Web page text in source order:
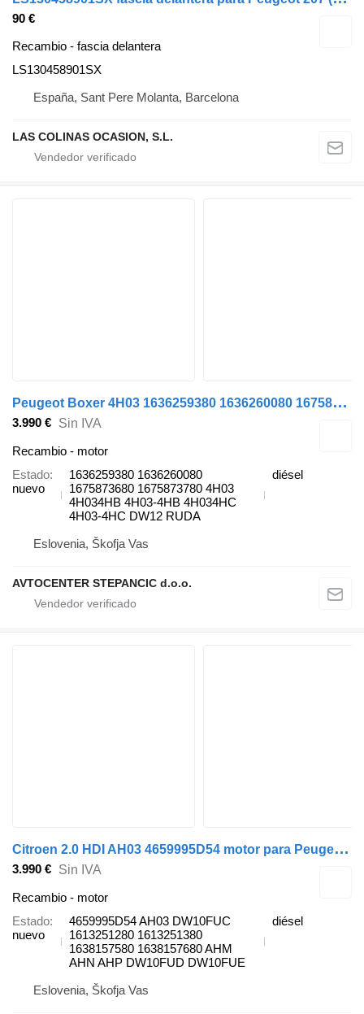
90 €
Recambio - fascia delantera
LS130458901SX
España, Sant Pere Molanta, Barcelona
LAS COLINAS OCASION, S.L.
P
eugeot Boxer 4H03 1636259380 1636260080 1675873680 1675873780 4H03 4H034HB 4H03-4HB 4H034HC 4H03-4HC DW12 motor para Citroen Jumper - Jumpy / Peugeot Boxer - Ford / Fiat / Opel coche
3.990 € Sin IVA
Recambio - motor
Estado
nuevo
1636259380 1636260080
1675873680 1675873780 4H03
4H034HB 4H03-4HB 4H034HC
4H03-4HC DW12 RUDA
diésel
Eslovenia, Škofja Vas
AVTOCENTER STEPANCIC d.o.o.
C
itroen 2.0 HDI AH03 4659995D54 motor para Peugeot coche
3.990 € Sin IVA
Recambio - motor
Estado
nuevo
4659995D54 AH03 DW10FUC
1613251280 1613251380
1638157580 1638157680 AHM
AHN AHP DW10FUD DW10FUE
diésel
Eslovenia, Škofja Vas